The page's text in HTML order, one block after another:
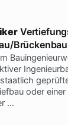
oder
…